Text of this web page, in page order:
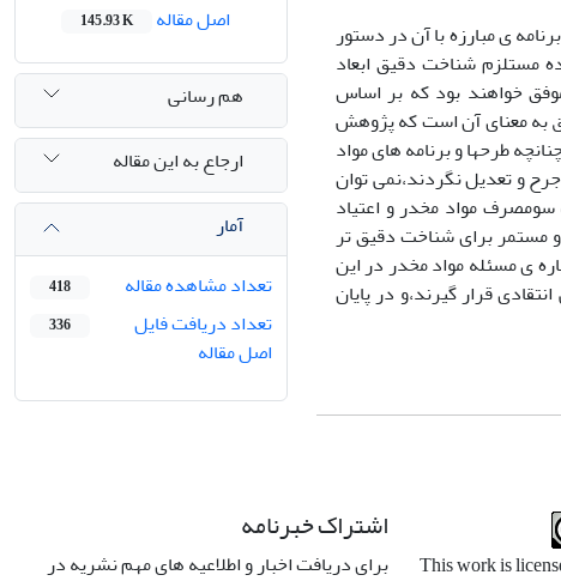
ی مبارزه با آن در دستور
مستلزم شناخت دقیق ابعاد
خواهند بود که بر اساس
به معنای آن است که پژوهش
طرحها و برنامه های مواد
و تعدیل نگردند،نمی توان
سومصرف مواد مخدر و اعتیاد
مستمر برای شناخت دقیق تر
ی مسئله مواد مخدر در این
قرار گیرند،و در پایان
اصل مقاله
145.93 K
هم رسانی
ارجاع به این مقاله
آمار
تعداد مشاهده مقاله
418
تعداد دریافت فایل
اصل مقاله
336
اشتراک خبرنامه
برای دریافت اخبار و اطلاعیه های مهم نشریه در